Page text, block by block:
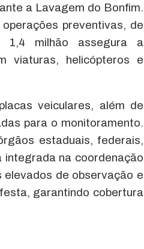
a Lavagem do Bonfim.
preventivas, de
1,4 milhão assegura a
viaturas, helicópteros e
veiculares, além de
para o monitoramento.
estaduais, federais,
integrada na coordenação
de observação e
garantindo cobertura